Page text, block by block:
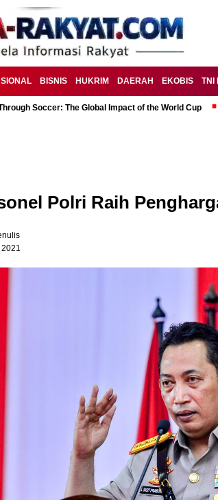
BISNIS HUKRIM DAERAH EKOBIS TNI
Soccer: The Global Impact of the World Cup
Polri Raih
2021